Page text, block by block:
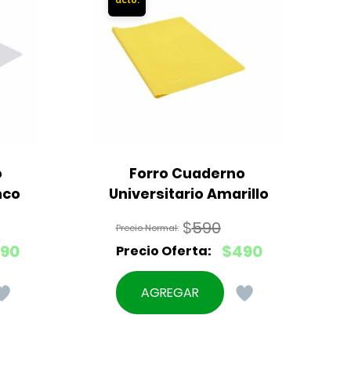
Forro Cuaderno
Universitario Amarillo
$590
El
precio
original
$490
El
precio
actual
AGREGAR